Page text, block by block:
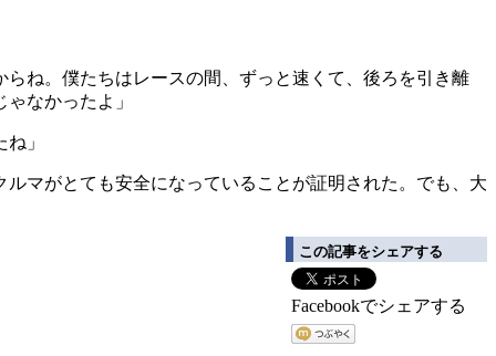
ね。僕たちはレースの間、ずっと速くて、後ろを引き離
なかったよ」
」
マがとても安全になっていることが証明された。でも、大
この記事をシェアする
Facebookでシェアする